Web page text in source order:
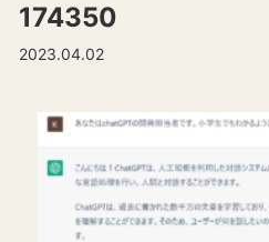
174350
2023.04.02